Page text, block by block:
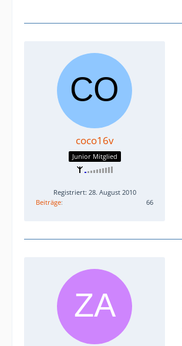
coco16v
Junior Mitglied
Registriert: 28. August 2010
Beiträge
66